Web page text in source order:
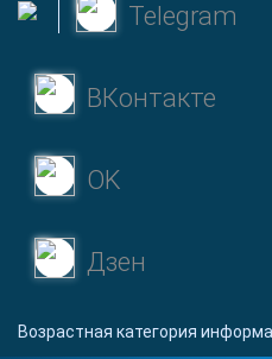
Telegram
ВКонтакте
OK
Дзен
Возрастная категория